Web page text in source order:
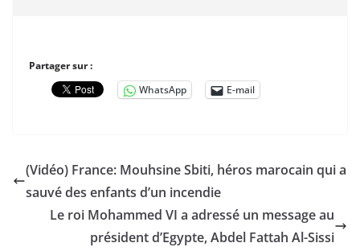
Partager sur :
WhatsApp
E-mail
(Vidéo) France: Mouhsine Sbiti, héros marocain qui a
sauvé des enfants d’un incendie
Le roi Mohammed VI a adressé un message au
président d’Egypte, Abdel Fattah Al-Sissi